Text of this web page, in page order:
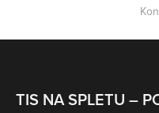
TIS NA SPLETU –